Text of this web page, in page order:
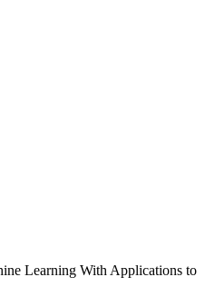
Learning With Applications to